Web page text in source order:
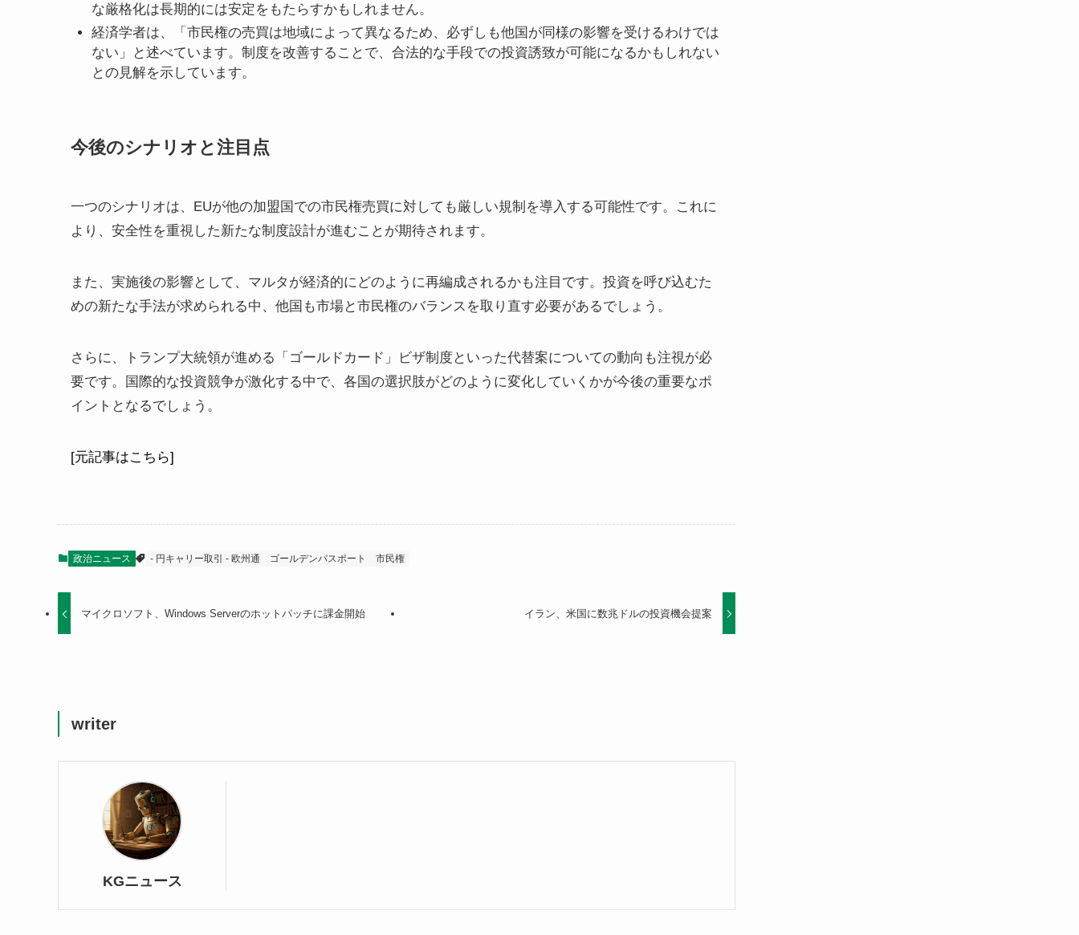
な厳格化は長期的には安定をもたらすかもしれません。
経済学者は、「市民権の売買は地域によって異なるため、必ずしも他国が同様の影響を受けるわけでは
ない」と述べています。制度を改善することで、合法的な手段での投資誘致が可能になるかもしれない
との見解を示しています。
今後のシナリオと注目点
一つのシナリオは、EUが他の加盟国での市民権売買に対しても厳しい規制を導入する可能性です。これに
より、安全性を重視した新たな制度設計が進むことが期待されます。
また、実施後の影響として、マルタが経済的にどのように再編成されるかも注目です。投資を呼び込むた
めの新たな手法が求められる中、他国も市場と市民権のバランスを取り直す必要があるでしょう。
さらに、トランプ大統領が進める「ゴールドカード」ビザ制度といった代替案についての動向も注視が必
要です。国際的な投資競争が激化する中で、各国の選択肢がどのように変化していくかが今後の重要なポ
イントとなるでしょう。
[元記事はこちら]
政治ニュース - 円キャリー取引 - 欧州通 ゴールデンパスポート 市民権
マイクロソフト、Windows Serverのホットパッチに課金開始 イラン、米国に数兆ドルの投資機会提案
writer
KGニュース